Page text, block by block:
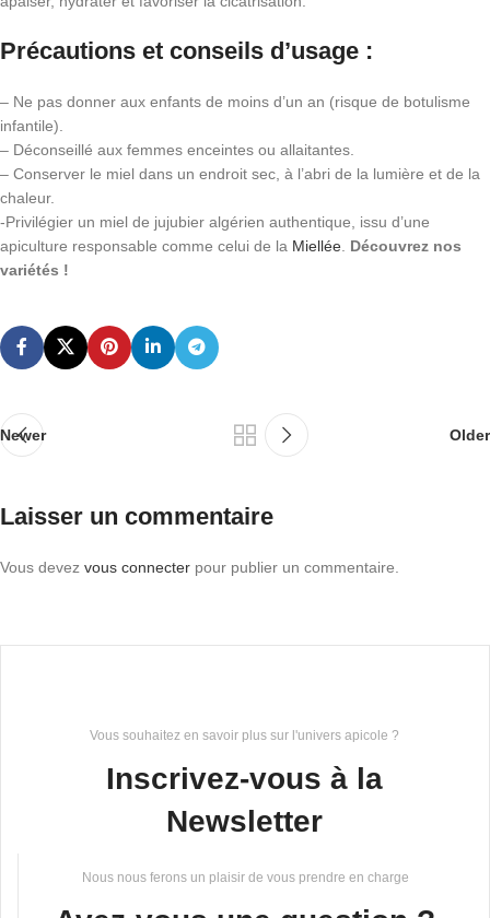
Précautions et conseils d’usage :
– Ne pas donner aux enfants de moins d’un an (risque de botulisme
infantile).
– Déconseillé aux femmes enceintes ou allaitantes.
– Conserver le miel dans un endroit sec, à l’abri de la lumière et de la
chaleur.
-Privilégier un miel de jujubier algérien authentique, issu d’une
apiculture responsable comme celui de la Miellée Découvrez nos
variétés !
Newer Older
Laisser un commentaire
Vous devez vous connecter pour publier un commentaire.
Vous souhaitez en savoir plus sur l'univers apicole ?
Inscrivez-vous à la
Newsletter
Nous nous ferons un plaisir de vous prendre en charge